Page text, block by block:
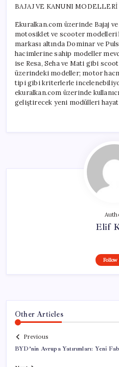
BAJAJ VE KANUNI MODELLERİ
Ekuralkan.com üzerinde Bajaj
motosiklet ve scooter modelleri
markası altında Dominar ve
hacimlerine sahip modeller
ise Resa, Seha ve Mati gibi
üzerindeki modeller; motor
tipi gibi kriterlerle
ekuralkan.com üzerinde
geliştirecek yeni modülleri
Elif
Follow
Other Articles
Previous
BYD’nin Avrupa Yatırımları: Yeni